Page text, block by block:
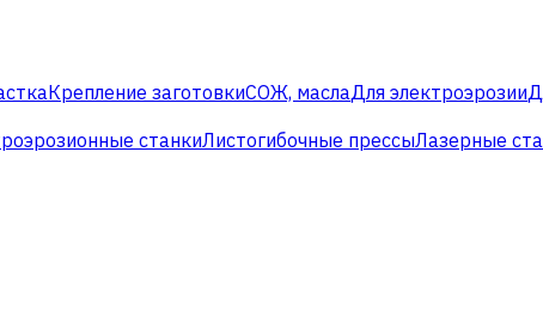
Крепление заготовкиСОЖ, маслаДля электроэрозии
станкиЛистогибочные прессыЛазерные